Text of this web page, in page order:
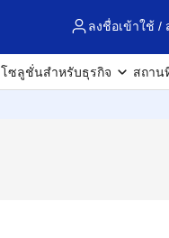
ลงชื่อเข้าใช้ /
โซลูชั่นสำหรับธุรกิจ สถาน